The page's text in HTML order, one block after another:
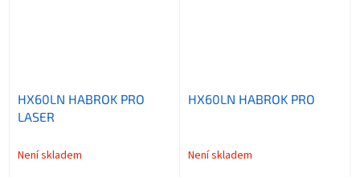
HX60LN HABROK PRO
LASER
Není skladem
HX60LN HABROK PRO
Není skladem